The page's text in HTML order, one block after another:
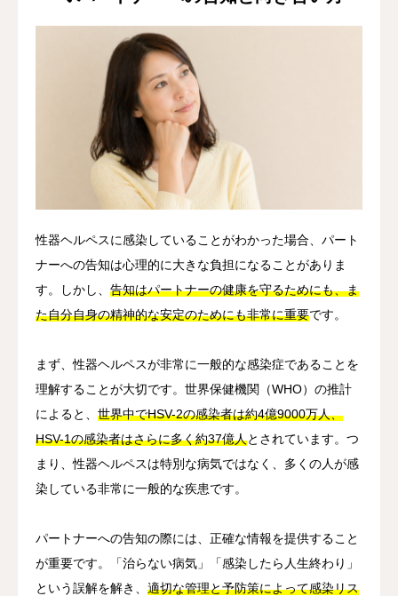
性器ヘルペスに感染していることがわかった場合、パート
ナーへの告知は心理的に大きな負担になることがありま
す。しかし、 告知はパートナーの健康を守るためにも、ま
た自分自身の精神的な安定のためにも非常に重要です。
まず、性器ヘルペスが非常に一般的な感染症であることを
理解することが大切です。世界保健機関（WHO）の推計
によると、 世界中でHSV-2の感染者は約4億9000万人、
HSV-1の感染者はさらに多く約37億人とされています。つ
まり、性器ヘルペスは特別な病気ではなく、多くの人が感
染している非常に一般的な疾患です。
パートナーへの告知の際には、正確な情報を提供すること
が重要です。「治らない病気」「感染したら人生終わり」
という誤解を解き、 適切な管理と予防策によって感染リス